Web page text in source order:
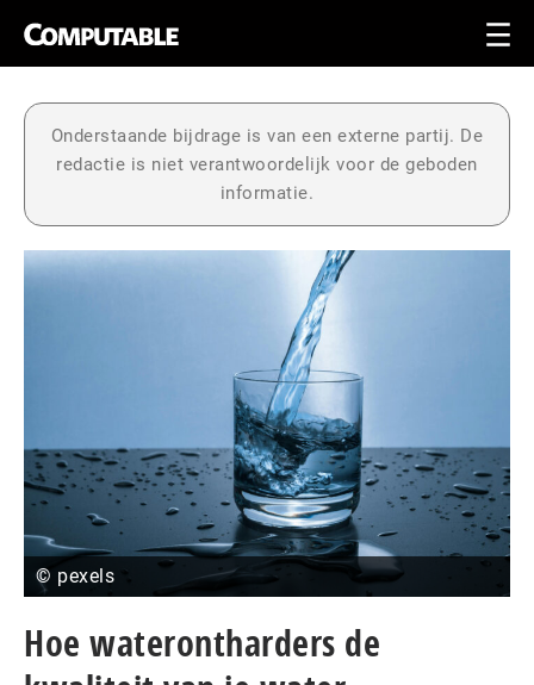
Onderstaande bijdrage is van een externe partij. De
redactie is niet verantwoordelijk voor de geboden
informatie.
© pexels
Hoe waterontharders de